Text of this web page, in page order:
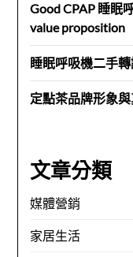
Good CPAP 睡眠
value proposition
睡眠呼吸機二手
定點茶品牌形象
文章分類
媒體營銷
家居生活